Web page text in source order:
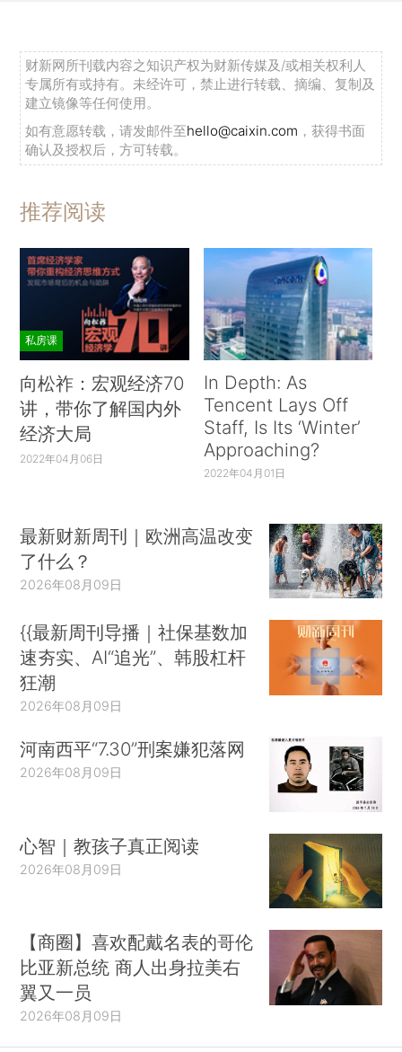
财新网所刊载内容之知识产权为财新传媒及/或相关权利人
专属所有或持有。未经许可，禁止进行转载、摘编、复制及
建立镜像等任何使用。
如有意愿转载，请发邮件至hello@caixin.com ，获得书面
确认及授权后，方可转载。
推荐阅读
私房课
向松祚：宏观经济70
讲，带你了解国内外
经济大局
2022年04月06日
In Depth: As
Tencent Lays Off
Staff, Is Its ‘Winter’
Approaching?
2022年04月01日
最新财新周刊｜欧洲高温改变
了什么？
2026年08月09日
{{最新周刊导播｜社保基数加
速夯实、AI“追光”、韩股杠杆
狂潮
2026年08月09日
河南西平“7.30”刑案嫌犯落网
2026年08月09日
心智｜教孩子真正阅读
2026年08月09日
【商圈】喜欢配戴名表的哥伦
比亚新总统 商人出身拉美右
翼又一员
2026年08月09日